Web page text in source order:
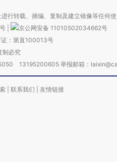
行转载、摘编、复制及建立镜像等任何使
京公网安备 11010502034662号
：第直100013号
制必究
13195200605 举报邮箱：
联系我们 友情链接